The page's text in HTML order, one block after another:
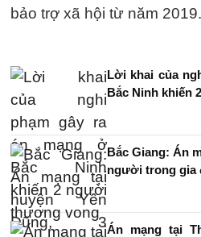
bảo trợ xã hội từ năm 2019.
Lời khai của
Bắc Ninh khiến
Bắc Giang: Án
người trong gia
Án mạng tại